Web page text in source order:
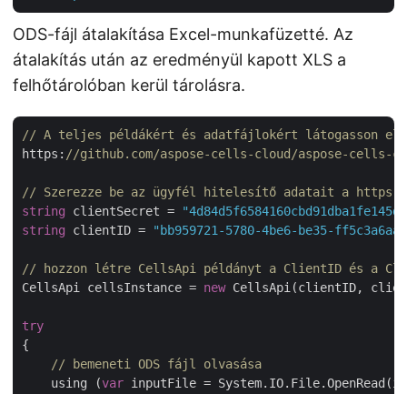
ODS-fájl átalakítása Excel-munkafüzetté. Az
átalakítás után az eredményül kapott XLS a
felhőtárolóban kerül tárolásra.
// A teljes példákért és adatfájlokért látogasson
https: //github.com/aspose-cells-cloud/aspose-cells-
// Szerezze be az ügyfél hitelesítő adatait a https://
string clientSecret =
string clientID = "bb959721-5780-4be6-be35-
// hozzon létre CellsApi példányt a ClientID és a
CellsApi cellsInstance = new CellsApi(clientID,
try
{
// bemeneti ODS fájl olvasása
    using (
var inputFile =